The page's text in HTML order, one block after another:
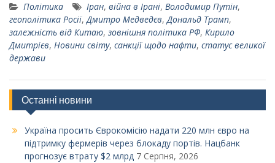
Політика Іран, війна в Ірані, Володимир Путін,
геополітика Росії,Дмитро Медведєв,Дональд Трамп,
залежність від Китаю, зовнішня політика РФ, Кирило
Дмитрієв, Новини світу, санкції щодо нафти, статус великої
держави
Останні новини
Україна просить Єврокомісію надати 220 млн євро на
підтримку фермерів через блокаду портів. Нацбанк
прогнозує втрату $2 млрд 7 Серпня, 2026